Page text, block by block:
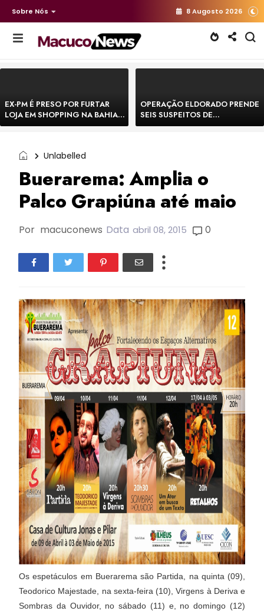
Sobre Nós 8 Augosto 2026
EX-PM É PRESO POR FURTAR
LOJA EM SHOPPING NA BAHIA E
ESCAPA CORRENDO DE
OPERAÇÃO ELDORADO PRENDE
SEIS SUSPEITOS DE
MOVIMENTAR R$ 25 MILHÕES
Unlabelled
Buerarema: Amplia o
Palco Grapiúna até maio
Por macuconews Data abril 08, 2015 0
Os espetáculos em Buerarema são Partida, na quinta (09),
Teodorico Majestade, na sexta-feira (10), Virgens à Deriva e
Sombras da Ouvidor, no sábado (11) e, no domingo (12)